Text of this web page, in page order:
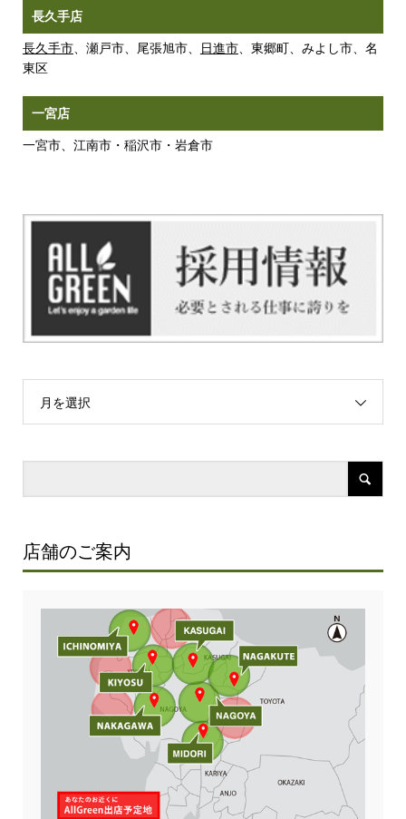
長久手店
長久手市、瀬戸市、尾張旭市、 日進市、東郷町、みよし市、名
東区
一宮店
一宮市、江南市・稲沢市・岩倉市
月を選択
店舗のご案内